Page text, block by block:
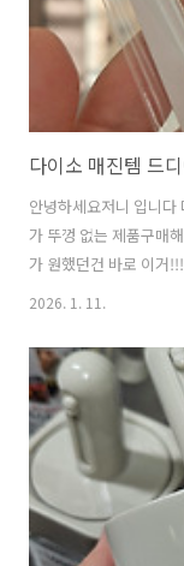
다이소 매진템 드
안녕하세요저니 입니
가 뚜껑 없는 제품구매
가 원했던건 바로 이거
요해요 말랑팁은브러쉬
격1,000 원 드디어 재
2026. 1. 11.